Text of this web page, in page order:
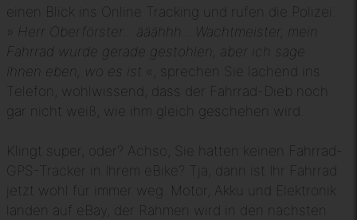
einen Blick ins Online Tracking und rufen die Polizei.
» Herr Oberförster... ääähhh... Wachtmeister, mein
Fahrrad wurde gerade gestohlen, aber ich sage
Ihnen eben, wo es ist «, sprechen Sie lachend ins
Telefon, wohlwissend, dass der Fahrrad-Dieb noch
gar nicht weiß, wie ihm gleich geschehen wird.
Klingt super, oder? Achso, Sie hatten keinen Fahrrad-
GPS-Tracker in Ihrem eBike? Tja, dann ist Ihr Fahrrad
jetzt wohl für immer weg. Motor, Akku und Elektronik
landen auf eBay, der Rahmen wird in den nächsten